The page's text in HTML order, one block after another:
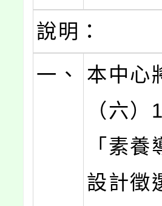
說明：
一、
本中心
（六
「素
設計徵